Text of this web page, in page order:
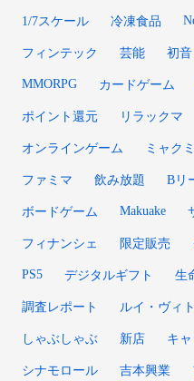
1/7スケール 冷凍食品
フィンテック 芸能 初音
MMORPG カードゲーム
ポイント還元 リラックマ
オンラインゲーム ミャク
ファミマ 飲み放題 Bリ
ボードゲーム Makuake
フィナンシェ 限定販売
PS5 デジタルギフト 生
調査レポート ルイ・ヴィ
しゃぶしゃぶ 新店 キ
シナモロール 吉本興業